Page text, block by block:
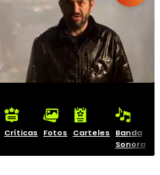
Críticas Fotos Carteles
Banda
Sonora